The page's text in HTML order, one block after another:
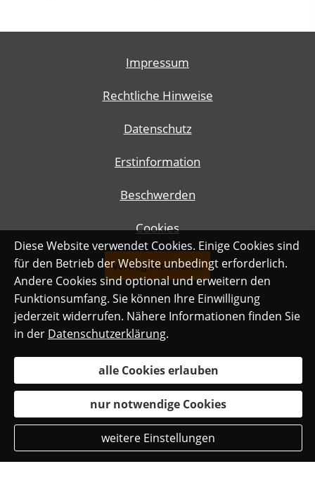
Impressum
Rechtliche Hinweise
Datenschutz
Erstinformation
Beschwerden
Cookies
Vertrag widerrufen
Diese Website verwendet Cookies. Einige Cookies sind
für den Betrieb der Website unbedingt erforderlich.
Andere Cookies sind optional und erweitern den
Funktionsumfang. Sie können Ihre Einwilligung
jederzeit widerrufen. Nähere Informationen finden Sie
in der Datenschutzerklärung.
alle Cookies erlauben
nur notwendige Cookies
weitere Einstellungen